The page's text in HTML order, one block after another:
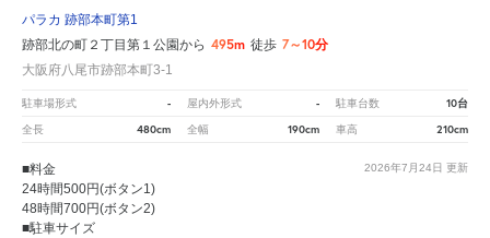
パラカ 跡部本町第1
跡部北の町２丁目第１公園から 495m 徒歩 7～10分
大阪府八尾市跡部本町3-1
駐車場形式 - 屋内外形式 - 駐車台数 10台
全長 480cm 全幅 190cm 車高 210cm
2026年7月24日 更新
■料金
24時間500円(ボタン1)
48時間700円(ボタン2)
■駐車サイズ